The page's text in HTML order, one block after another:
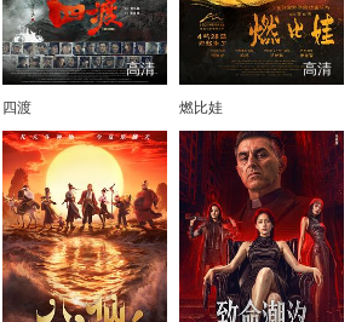
高清
四渡
高清
燃比娃